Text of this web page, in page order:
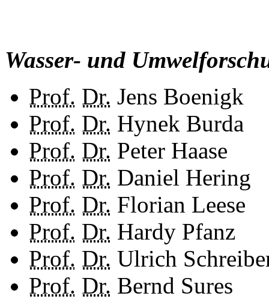
Wasser- und
Prof. Dr. Jens Boenigk
Prof. Dr. Hynek Burda
Prof. Dr. Peter Haase
Prof. Dr. Daniel Hering
Prof. Dr. Florian Leese
Prof. Dr. Hardy Pfanz
Prof. Dr. Ulrich
Prof. Dr. Bernd Sures